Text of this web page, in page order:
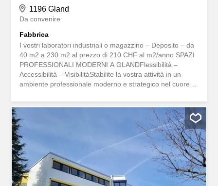
1196 Gland
Da convenire
Fabbrica
I vostri laboratori industriali o magazzino – Deposito – da
40 m2 a 230 m2 al prezzo di 210 CHF al m2/anno SPAZI
PROFESSIONALI MODERNI A GLANDFlessibilità –
Accessibilità – VisibilitàStabilite la vostra attività in un
ambiente professionale moderno e strategico nel cuore
230 m2, all’interno di un’ampia superficie di oltre 500 m2,
perfettamente adatti ad aziende, artigiani, attività di
servizi, magazzini leggeri, uffici o showroom.Condizioni di
locazione vantaggioseCanone di locazione: CHF
210.-/m2/anno, escluse le speseUna soluzione flessibile
che permette di adattare le superfici alle vostre esigenze
reali, controllando al contempo i costi operativi.Spazi
progettati per la performance ? Superfici modulabili in
base alle vostre esigenze? Spazi luminosi con